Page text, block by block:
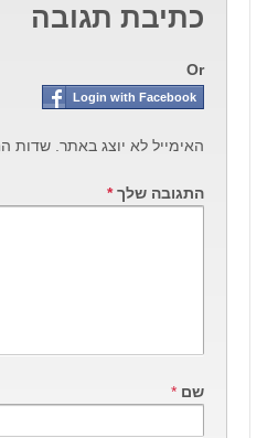
כתיבת תגובה
Or
Login with Facebook
האימייל לא יוצג באתר. שדות
התגובה שלך*
שם *